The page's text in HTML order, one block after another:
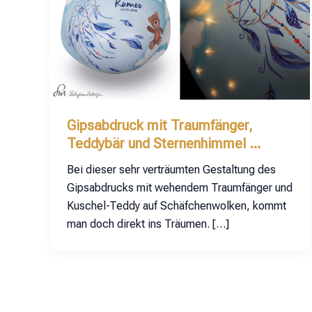
Gipsabdruck mit Traumfänger,
Teddybär und Sternenhimmel …
Bei dieser sehr verträumten Gestaltung des
Gipsabdrucks mit wehendem Traumfänger und
Kuschel-Teddy auf Schäfchenwolken, kommt
man doch direkt ins Träumen. […]